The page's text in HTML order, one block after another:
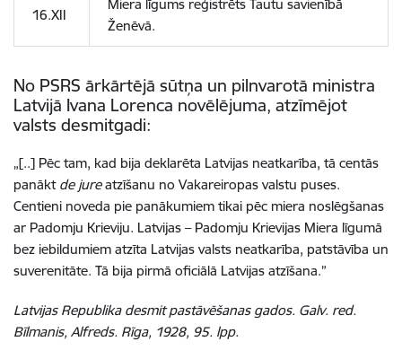
16.XII
Miera līgums reģistrēts Tautu savienībā
Ženēvā.
No PSRS ārkārtējā sūtņa un pilnvarotā ministra
Latvijā Ivana Lorenca novēlējuma, atzīmējot
valsts desmitgadi:
„[..] Pēc tam, kad bija deklarēta Latvijas neatkarība, tā centās
panākt de jureatzīšanu no Vakareiropas valstu puses.
Centieni noveda pie panākumiem tikai pēc miera noslēgšanas
ar Padomju Krieviju. Latvijas – Padomju Krievijas Miera līgumā
bez iebildumiem atzīta Latvijas valsts neatkarība, patstāvība un
suverenitāte. Tā bija pirmā oficiālā Latvijas atzīšana.”
Latvijas Republika desmit pastāvēšanas gados. Galv. red.
Bīlmanis, Alfreds. Rīga, 1928, 95. lpp.